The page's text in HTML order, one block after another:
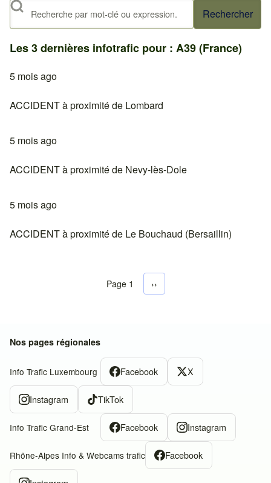
Rechercher
Les 3 dernières infotrafic pour : A39 (France)
5 mois ago
ACCIDENT à proximité de Lombard
5 mois ago
ACCIDENT à proximité de Nevy-lès-Dole
5 mois ago
ACCIDENT à proximité de Le Bouchaud (Bersaillin)
Pagination
Page 1 Next page
››
Nos pages régionales
Info Trafic Luxembourg Facebook X
Instagram TikTok
Info Trafic Grand-Est Facebook Instagram
Rhône-Alpes Info & Webcams trafic Facebook